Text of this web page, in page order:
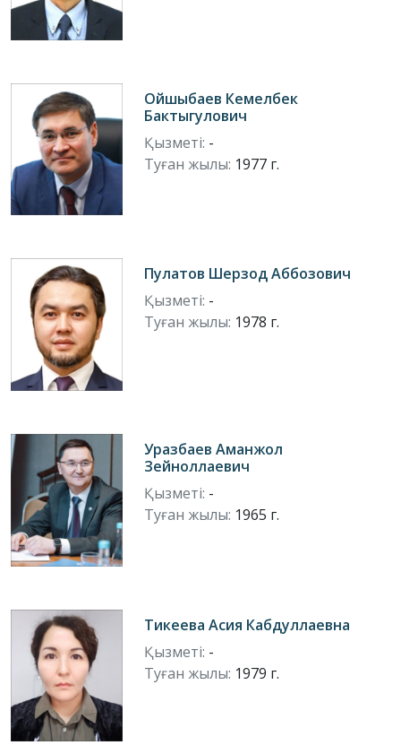
Ойшыбаев Кемелбек
Бактыгулович
Қызметі: -
Туған жылы: 1977 г.
Пулатов Шерзод Аббозович
Қызметі: -
Туған жылы: 1978 г.
Уразбаев Аманжол
Зейноллаевич
Қызметі: -
Туған жылы: 1965 г.
Тикеева Асия Кабдуллаевна
Қызметі: -
Туған жылы: 1979 г.